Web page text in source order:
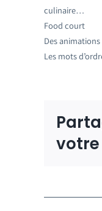
culinaire…
Food court
Des
Les mots